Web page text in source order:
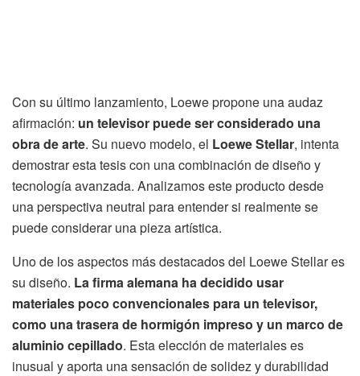
Con su último lanzamiento, Loewe propone una audaz
afirmación: un televisor puede ser considerado una
obra de arte. Su nuevo modelo, el Loewe Stellar, intenta
demostrar esta tesis con una combinación de diseño y
tecnología avanzada. Analizamos este producto desde
una perspectiva neutral para entender si realmente se
puede considerar una pieza artística.
Uno de los aspectos más destacados del Loewe Stellar es
su diseño. La firma alemana ha decidido usar
materiales poco convencionales para un televisor,
como una trasera de hormigón impreso y un marco de
aluminio cepillado. Esta elección de materiales es
inusual y aporta una sensación de solidez y durabilidad